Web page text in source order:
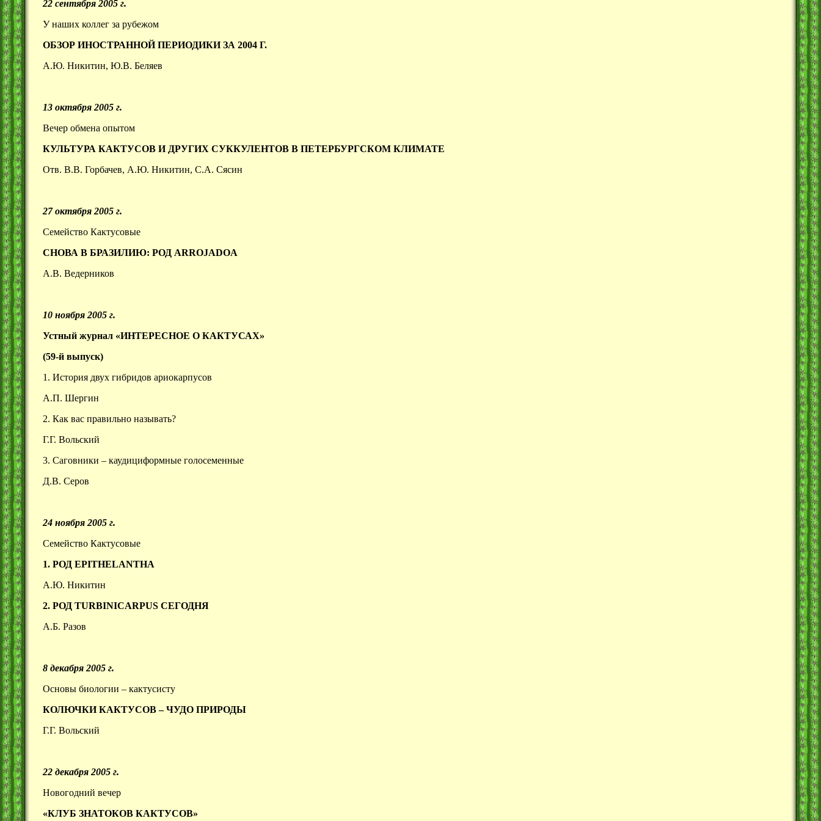
22 сентября 2005 г.
У наших коллег за рубежом
ОБЗОР ИНОСТРАННОЙ ПЕРИОДИКИ ЗА 2004 Г.
А.Ю. Никитин, Ю.В. Беляев
13 октября 2005 г.
Вечер обмена опытом
КУЛЬТУРА КАКТУСОВ И ДРУГИХ СУККУЛЕНТОВ В ПЕТЕРБУРГСКОМ КЛИМАТЕ
Отв. В.В. Горбачев, А.Ю. Никитин, С.А. Сясин
27 октября 2005 г.
Семейство Кактусовые
СНОВА В БРАЗИЛИЮ: РОД ARROJADOA
А.В. Ведерников
10 ноября 2005 г.
Устный журнал «ИНТЕРЕСНОЕ О КАКТУСАХ»
(59-й выпуск)
1. История двух гибридов ариокарпусов
А.П. Шергин
2. Как вас правильно называть?
Г.Г. Вольский
3. Саговники – каудициформные голосеменные
Д.В. Серов
24 ноября 2005 г.
Семейство Кактусовые
1. РОД EPITHELANTHA
А.Ю. Никитин
2. РОД TURBINICARPUS СЕГОДНЯ
А.Б. Разов
8 декабря 2005 г.
Основы биологии – кактусисту
КОЛЮЧКИ КАКТУСОВ – ЧУДО ПРИРОДЫ
Г.Г. Вольский
22 декабря 2005 г.
Новогодний вечер
«КЛУБ ЗНАТОКОВ КАКТУСОВ»